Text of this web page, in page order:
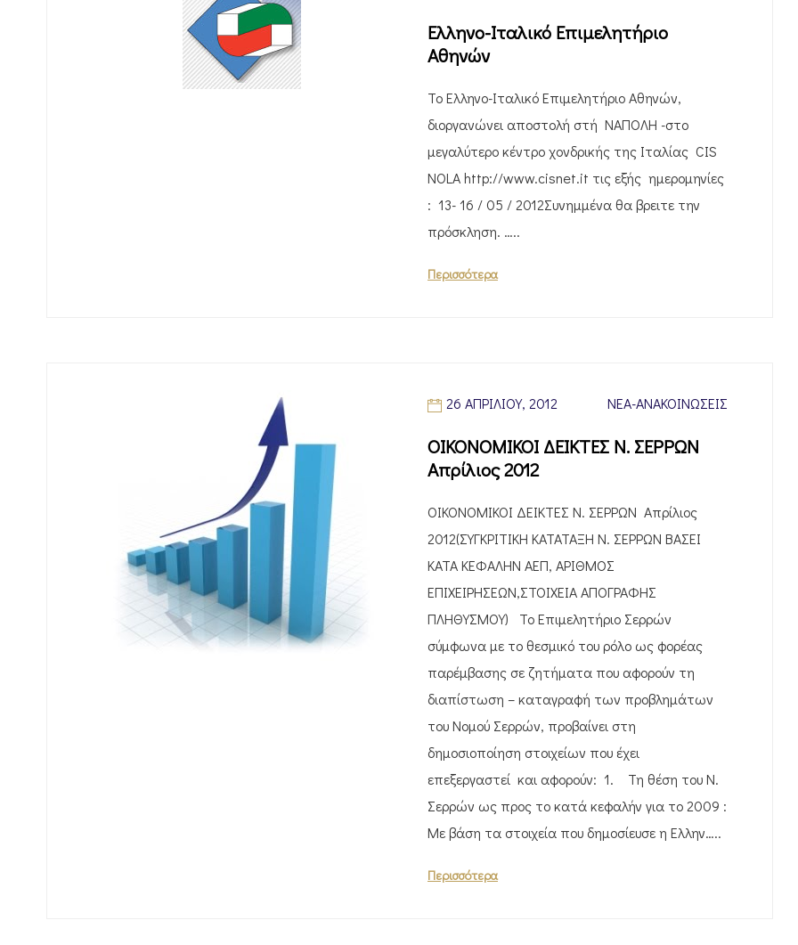
Ελληνο-Ιταλικό Επιμελητήριο
Αθηνών
Το Ελληνο-Ιταλικό Επιμελητήριο Αθηνών,
διoργανώνει αποστολή στή ΝΑΠΟΛΗ -στο
μεγαλύτερο κέντρο χoνδρικής της Ιταλίας CIS
NOLA http://www.cisnet.it τις εξής ημερομηνίες
: 13- 16 / 05 / 2012Συνημμένα θα βρειτε την
πρόσκληση. …..
Περισσότερα
26 ΑΠΡΙΛΊΟΥ, 2012 ΝΈΑ-ΑΝΑΚΟΙΝΏΣΕΙΣ
ΟΙΚΟΝΟΜΙΚΟΙ ΔΕΙΚΤΕΣ Ν. ΣΕΡΡΩΝ
Απρίλιος 2012
ΟΙΚΟΝΟΜΙΚΟΙ ΔΕΙΚΤΕΣ Ν. ΣΕΡΡΩΝ Απρίλιος
2012(ΣΥΓΚΡΙΤΙΚΗ ΚΑΤΑΤΑΞΗ Ν. ΣΕΡΡΩΝ ΒΑΣΕΙ
ΚΑΤΑ ΚΕΦΑΛΗΝ ΑΕΠ, ΑΡΙΘΜΟΣ
ΕΠΙΧΕΙΡΗΣΕΩΝ,ΣΤΟΙΧΕΙΑ ΑΠΟΓΡΑΦΗΣ
ΠΛΗΘΥΣΜΟΥ) Το Επιμελητήριο Σερρών
σύμφωνα με το θεσμικό του ρόλο ως φορέας
παρέμβασης σε ζητήματα που αφορούν τη
διαπίστωση – καταγραφή των προβλημάτων
του Νομού Σερρών, προβαίνει στη
δημοσιοποίηση στοιχείων που έχει
επεξεργαστεί και αφορούν: 1. Τη θέση του Ν.
Σερρών ως προς το κατά κεφαλήν για το 2009 :
Με βάση τα στοιχεία που δημοσίευσε η Ελλην…..
Περισσότερα